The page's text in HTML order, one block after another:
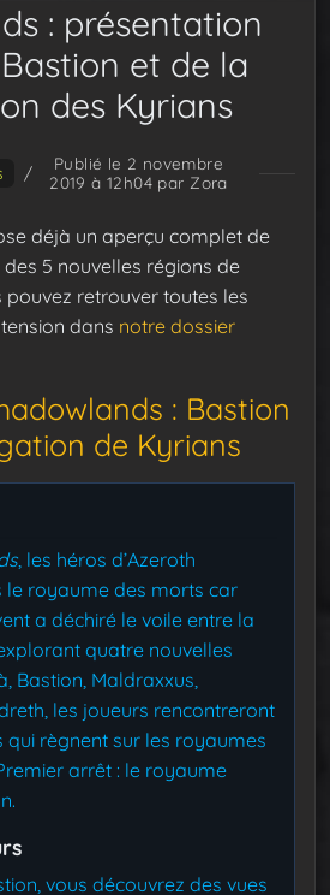
: présentation
et de la
des Kyrians
/
Publié le 2 novembre
2019 à 12h04 par Zora
déjà un aperçu complet de
des 5 nouvelles régions de
pouvez retrouver toutes les
dans notre dossier
: Bastion
de Kyrians
, les héros d’Azeroth
le royaume des morts car
a déchiré le voile entre la
quatre nouvelles
Bastion, Maldraxxus,
les joueurs rencontreront
qui règnent sur les royaumes
arrêt : le royaume
vous découvrez des vues